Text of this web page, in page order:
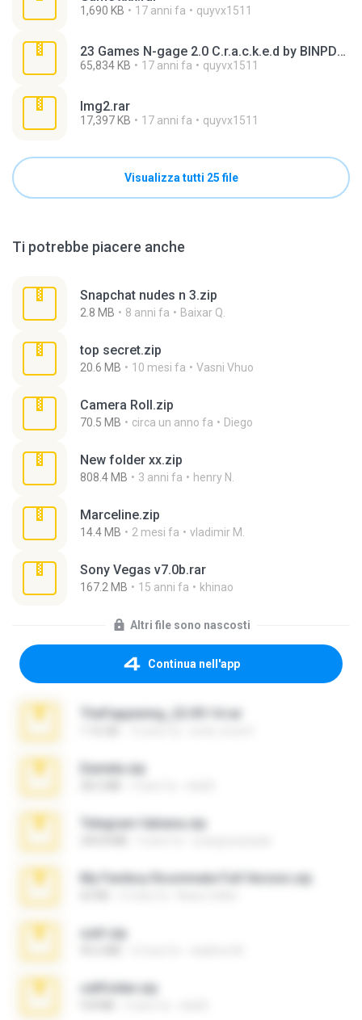
1,690 KB 17 anni fa quyvx1511
23 Games N-gage 2.0 C.r.a.c.k.e.d by BINPDA part 1.rar
65,834 KB 17 anni fa quyvx1511
Img2.rar
17,397 KB 17 anni fa quyvx1511
Visualizza tutti 25 file
Ti potrebbe piacere anche
Snapchat nudes n 3.zip
2.8 MB 8 anni fa Baixar Q.
top secret.zip
20.6 MB 10 mesi fa Vasni Vhuo
Camera Roll.zip
70.5 MB circa un anno fa Diego
New folder xx.zip
808.4 MB 3 anni fa henry N.
Marceline.zip
14.4 MB 2 mesi fa vladimir M.
Sony Vegas v7.0b.rar
167.2 MB 15 anni fa khinao
Altri file sono nascosti
Continua nell'app
TheFappening_22.09.14.rar
Daniela.zip
Telegram fabiana.zip
My Femboy Roommate Full Version.zip
ouh!.zip
cellfolder.zip